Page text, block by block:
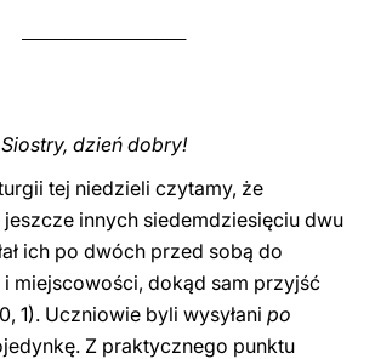
dzień dobry!
tej niedzieli czytamy, że
jeszcze innych siedemdziesięciu dwu
ich po dwóch przed sobą do
miejscowości, dokąd sam przyjść
1). Uczniowie byli wysyłani po
Z praktycznego punktu